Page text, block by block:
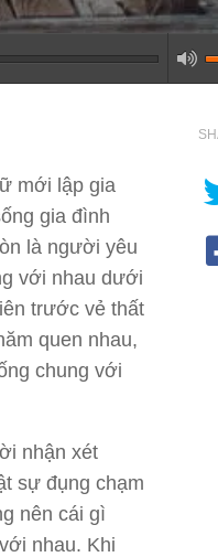
mới lập gia
gia đình
là người yêu
với nhau dưới
trước vẻ thất
quen nhau,
chung với
nhận xét
sự đụng chạm
nên cái gì
nhau. Khi